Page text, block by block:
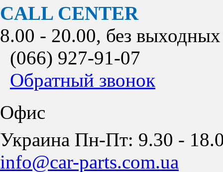
CALL CENTER
8.00 - 20.00, без выходных
(066) 927-91-07
Обратный звонок
Офис
Украина Пн-Пт: 9.30 -
info@car-parts.com.ua